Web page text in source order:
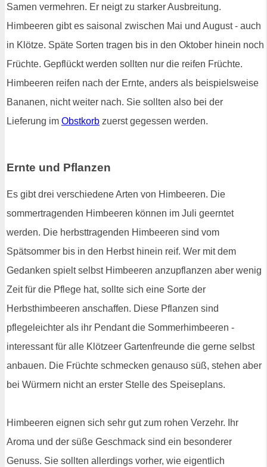
Samen vermehren. Er neigt zu starker Ausbreitung.
Himbeeren gibt es saisonal zwischen Mai und August - auch
in Klötze. Späte Sorten tragen bis in den Oktober hinein noch
Früchte. Gepflückt werden sollten nur die reifen Früchte.
Himbeeren reifen nach der Ernte, anders als beispielsweise
Bananen, nicht weiter nach. Sie sollten also bei der
Lieferung im Obstkorb zuerst gegessen werden.
Ernte und Pflanzen
Es gibt drei verschiedene Arten von Himbeeren. Die
sommertragenden Himbeeren können im Juli geerntet
werden. Die herbsttragenden Himbeeren sind vom
Spätsommer bis in den Herbst hinein reif. Wer mit dem
Gedanken spielt selbst Himbeeren anzupflanzen aber wenig
Zeit für die Pflege hat, sollte sich eine Sorte der
Herbsthimbeeren anschaffen. Diese Pflanzen sind
pflegeleichter als ihr Pendant die Sommerhimbeeren -
interessant für alle Klötzeer Gartenfreunde die gerne selbst
anbauen. Die Früchte schmecken genauso süß, stehen aber
bei Würmern nicht an erster Stelle des Speiseplans.
Himbeeren eignen sich sehr gut zum rohen Verzehr. Ihr
Aroma und der süße Geschmack sind ein besonderer
Genuss. Sie sollten allerdings vorher, wie eigentlich